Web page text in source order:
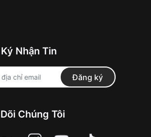
Nhận Tin
Đăng ký
Chúng Tôi